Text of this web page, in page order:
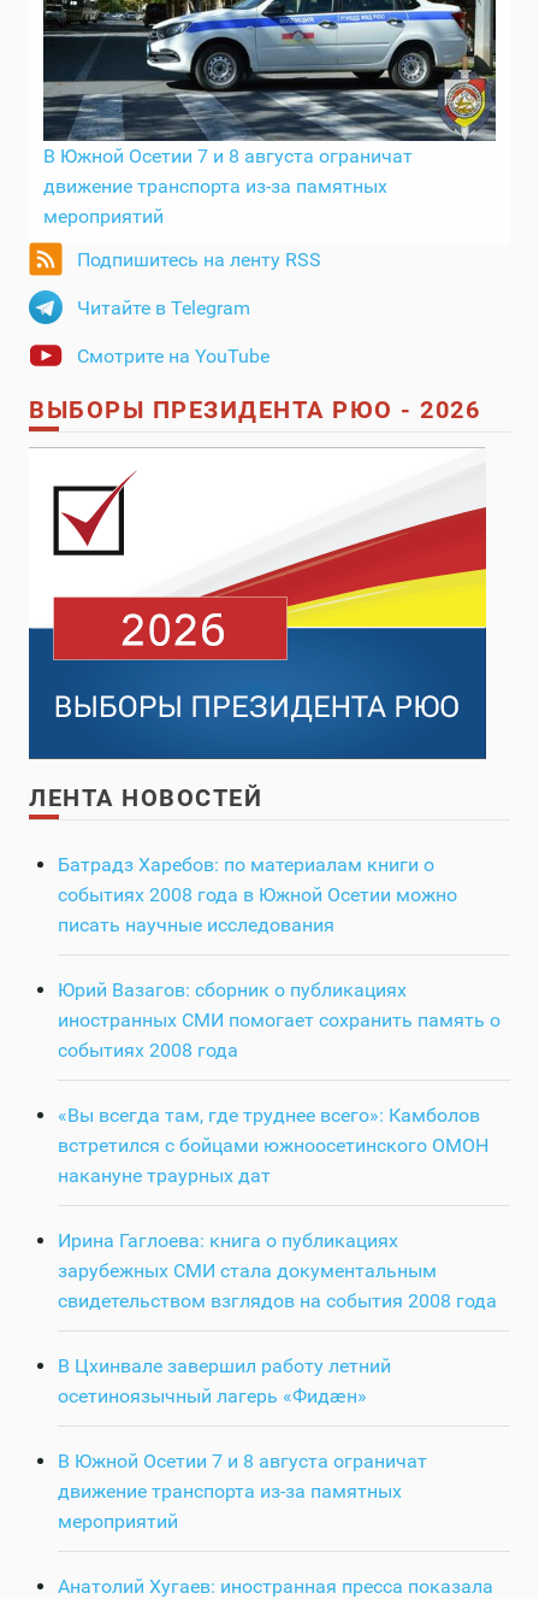
В Южной Осетии 7 и 8 августа ограничат
движение транспорта из-за памятных
мероприятий
Подпишитесь на ленту RSS
Читайте в Telegram
Смотрите на YouTube
ВЫБОРЫ ПРЕЗИДЕНТА РЮО - 2026
ЛЕНТА НОВОСТЕЙ
Батрадз Харебов: по материалам книги о
событиях 2008 года в Южной Осетии можно
писать научные исследования
Юрий Вазагов: сборник о публикациях
иностранных СМИ помогает сохранить память о
событиях 2008 года
«Вы всегда там, где труднее всего»: Камболов
встретился с бойцами южноосетинского ОМОН
накануне траурных дат
Ирина Гаглоева: книга о публикациях
зарубежных СМИ стала документальным
свидетельством взглядов на события 2008 года
В Цхинвале завершил работу летний
осетиноязычный лагерь «Фидӕн»
В Южной Осетии 7 и 8 августа ограничат
движение транспорта из-за памятных
мероприятий
Анатолий Хугаев: иностранная пресса показала